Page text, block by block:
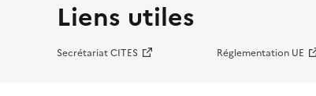
Liens utiles
Secrétariat CITES Réglementation UE